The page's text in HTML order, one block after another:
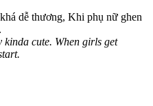
dễ thương, Khi phụ nữ ghen
kinda cute. When girls get